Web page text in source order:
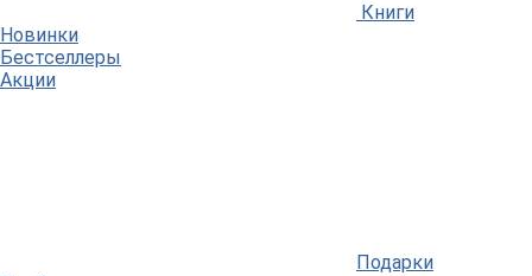
Книги
Новинки
Бестселлеры
Акции
Подарки